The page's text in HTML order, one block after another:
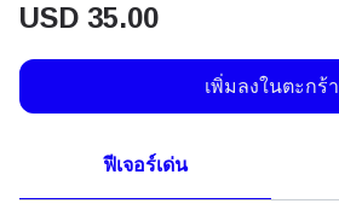
USD 35.00
เพิ่มลงในตะกร้า
ฟีเจอร์เด่น